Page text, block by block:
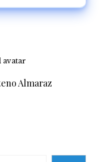
Almaraz